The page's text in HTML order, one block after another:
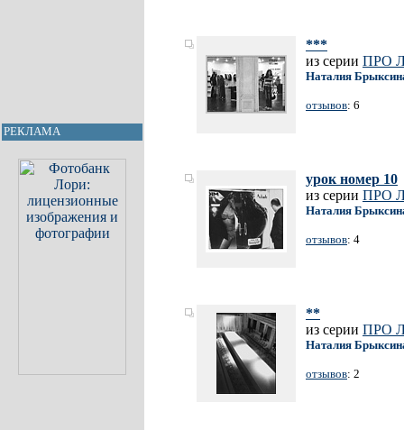
РЕКЛАМА
***
из серии ПРО
Наталия
отзывов: 6
урок номер 10
из серии ПРО
Наталия
отзывов: 4
**
из серии ПРО
Наталия
отзывов: 2